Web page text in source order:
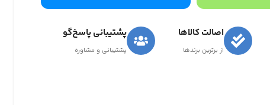
اصالت کالاها
از برترین برندها
پشتیبانی پاسخ‌گو
پشتیبانی و مشاوره